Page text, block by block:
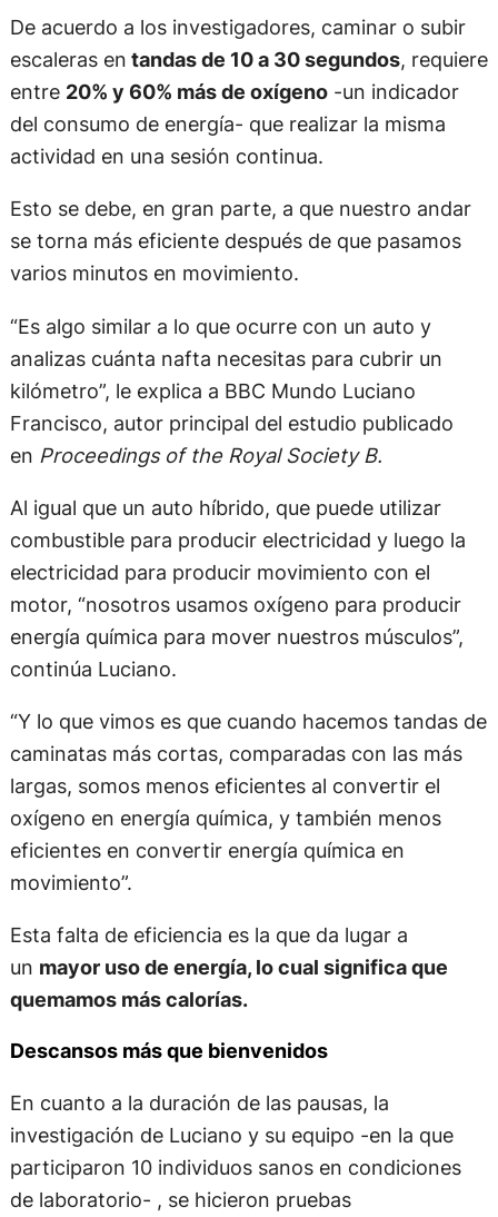
De acuerdo a los investigadores, caminar o subir
escaleras en tandas de 10 a 30 segundos, requiere
entre 20% y 60% más de oxígeno-un indicador
del consumo de energía- que realizar la misma
actividad en una sesión continua.
Esto se debe, en gran parte, a que nuestro andar
se torna más eficiente después de que pasamos
varios minutos en movimiento.
“Es algo similar a lo que ocurre con un auto y
analizas cuánta nafta necesitas para cubrir un
kilómetro”, le explica a BBC Mundo Luciano
Francisco, autor principal del estudio publicado
en Proceedings of the Royal Society B.
Al igual que un auto híbrido, que puede utilizar
combustible para producir electricidad y luego la
electricidad para producir movimiento con el
motor, “nosotros usamos oxígeno para producir
energía química para mover nuestros músculos”,
continúa Luciano.
“Y lo que vimos es que cuando hacemos tandas de
caminatas más cortas, comparadas con las más
largas, somos menos eficientes al convertir el
oxígeno en energía química, y también menos
eficientes en convertir energía química en
movimiento”.
Esta falta de eficiencia es la que da lugar a
un mayor uso de energía, lo cual significa que
quemamos más calorías.
Descansos más que bienvenidos
En cuanto a la duración de las pausas, la
investigación de Luciano y su equipo -en la que
participaron 10 individuos sanos en condiciones
de laboratorio- , se hicieron pruebas